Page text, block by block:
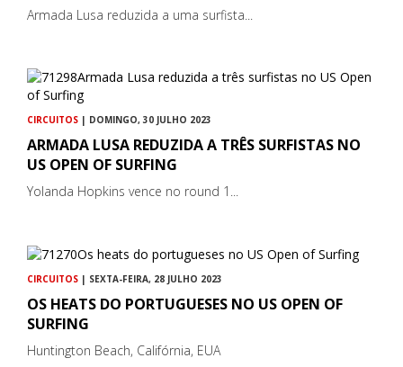
Armada Lusa reduzida a uma surfista...
CIRCUITOS | DOMINGO, 30 JULHO 2023
ARMADA LUSA REDUZIDA A TRÊS SURFISTAS NO
US OPEN OF SURFING
Yolanda Hopkins vence no round 1...
CIRCUITOS | SEXTA-FEIRA, 28 JULHO 2023
OS HEATS DO PORTUGUESES NO US OPEN OF
SURFING
Huntington Beach, Califórnia, EUA